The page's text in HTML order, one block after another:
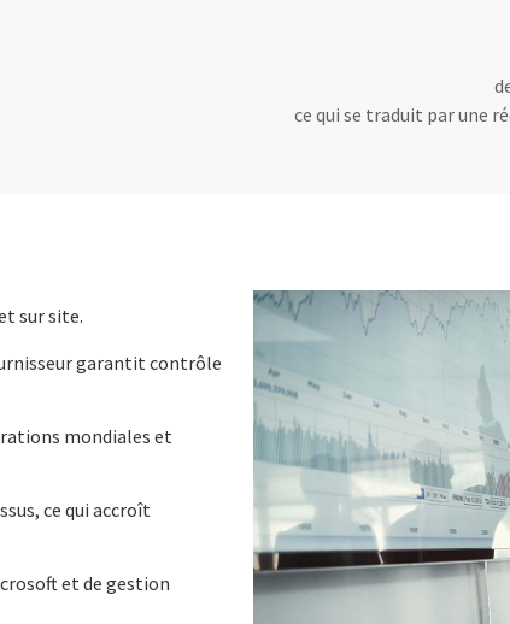
ce qui se traduit par une
sur site.
garantit contrôle
mondiales et
ce qui accroît
et de gestion